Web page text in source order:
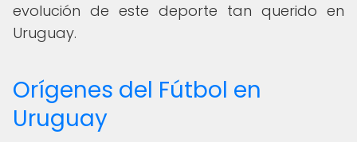
evolución de este deporte tan querido en
Uruguay.
Orígenes del Fútbol en
Uruguay